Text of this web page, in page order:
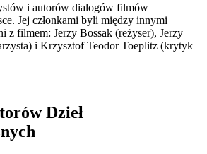
i autorów dialogów filmów
Jej członkami byli między innymi
z filmem: Jerzy Bossak (reżyser), Jerzy
i Krzysztof Teodor Toeplitz (krytyk
Dzieł